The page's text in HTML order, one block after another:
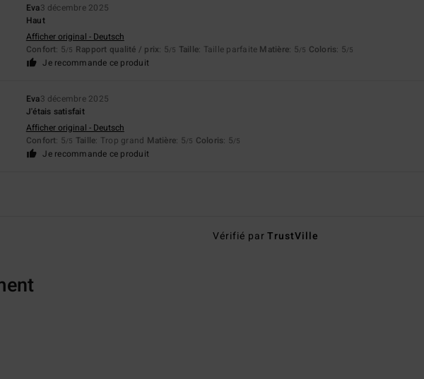
Eva3 décembre 2025
Haut
Afficher original - Deutsch
Confort: 5/5 Rapport qualité / prix: 5/5 Taille: Taille parfaite Matière: 5/5 Coloris: 5/5
Je recommande ce produit
Eva3 décembre 2025
J'étais satisfait
Afficher original - Deutsch
Confort: 5/5 Taille: Trop grand Matière: 5/5 Coloris: 5/5
Je recommande ce produit
Vérifié parTrustVille